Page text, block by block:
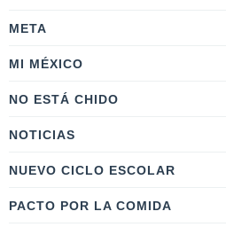
META
MI MÉXICO
NO ESTÁ CHIDO
NOTICIAS
NUEVO CICLO ESCOLAR
PACTO POR LA COMIDA